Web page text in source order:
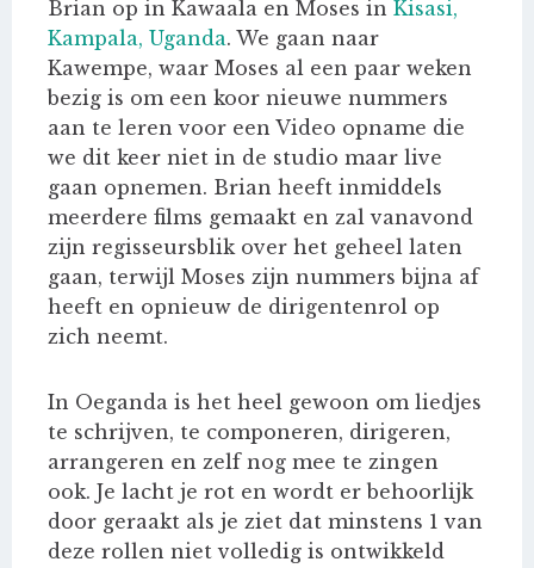
Brian op in Kawaala en Moses in Kisasi,
Kampala, Uganda. We gaan naar
Kawempe, waar Moses al een paar weken
bezig is om een koor nieuwe nummers
aan te leren voor een Video opname die
we dit keer niet in de studio maar live
gaan opnemen. Brian heeft inmiddels
meerdere films gemaakt en zal vanavond
zijn regisseursblik over het geheel laten
gaan, terwijl Moses zijn nummers bijna af
heeft en opnieuw de dirigentenrol op
zich neemt.
In Oeganda is het heel gewoon om liedjes
te schrijven, te componeren, dirigeren,
arrangeren en zelf nog mee te zingen
ook. Je lacht je rot en wordt er behoorlijk
door geraakt als je ziet dat minstens 1 van
deze rollen niet volledig is ontwikkeld